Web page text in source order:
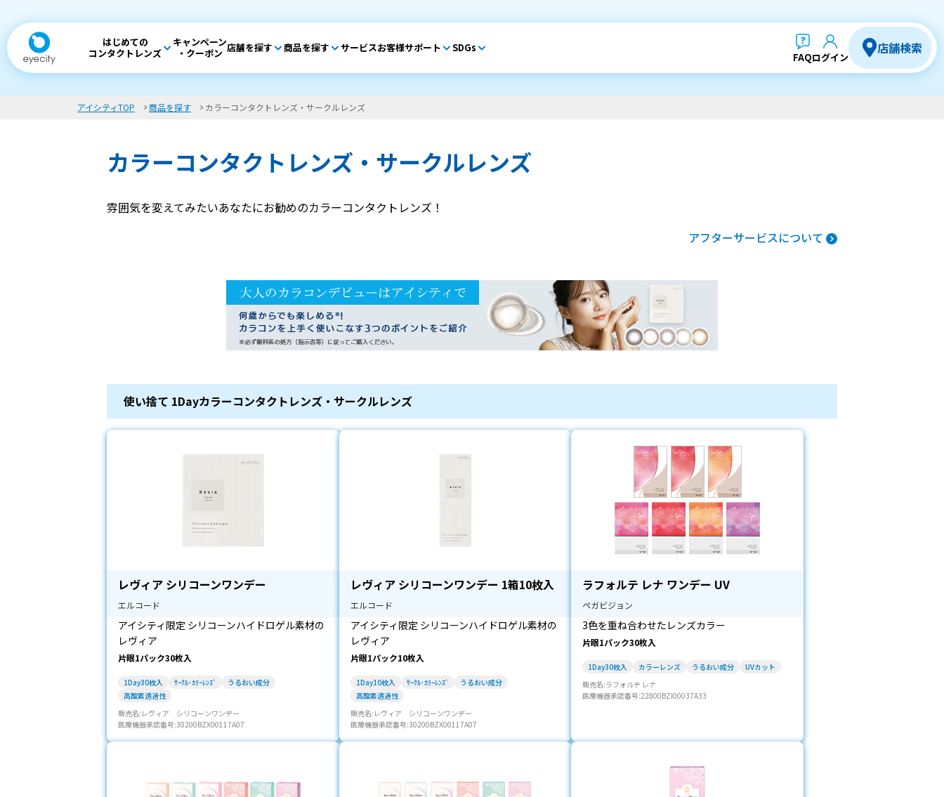
はじめての
コンタクトレンズ
キャンペーン
・クーポン 店舗を探す 商品を探す サービスお客様サポート SDGs
FAQログイン
店舗検索
アイシティTOP 商品を探す カラーコンタクトレンズ・サークルレンズ
カラーコンタクトレンズ・サークルレンズ
雰囲気を変えてみたいあなたにお勧めのカラーコンタクトレンズ！
アフターサービスについて
使い捨て 1Dayカラーコンタクトレンズ・サークルレンズ
レヴィア シリコーンワンデー
エルコード
アイシティ限定 シリコーンハイドロゲル素材の
レヴィア
片眼1パック30枚入
1Day30枚入 ｻｰｸﾙ･ｶﾗｰﾚﾝｽﾞ
うるおい成分
高酸素透過性
販売名:レヴィア シリコーンワンデー
医療機器承認番号:30200BZX00117A07
レヴィア シリコーンワンデー 1箱10枚入
エルコード
アイシティ限定 シリコーンハイドロゲル素材の
レヴィア
片眼1パック10枚入
1Day10枚入 ｻｰｸﾙ･ｶﾗｰﾚﾝｽﾞ
うるおい成分
高酸素透過性
販売名:レヴィア シリコーンワンデー
医療機器承認番号:30200BZX00117A07
ラフォルテ レナ ワンデー UV
ペガビジョン
3色を重ね合わせたレンズカラー
片眼1パック30枚入
1Day30枚入 カラーレンズ うるおい成分
UVカット
販売名:ラフォルテ レナ
医療機器承認番号:22800BZI00037A33